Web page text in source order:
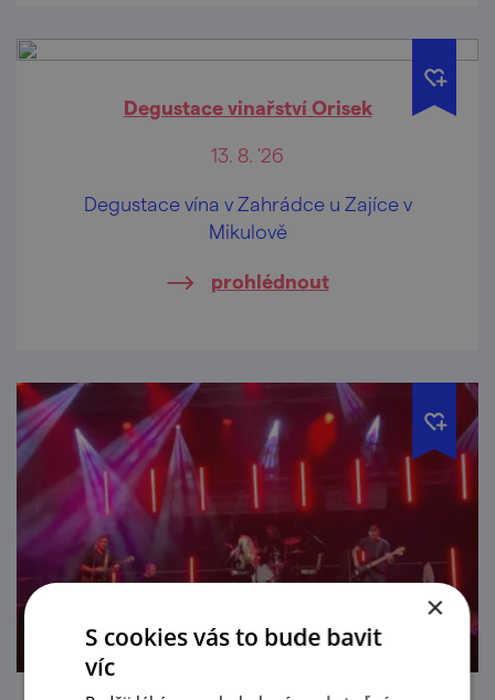
Degustace vinařství Orisek
13. 8. '26
Degustace vína v Zahrádce u Zajíce v
Mikulově
prohlédnout
×
S cookies vás to bude bavit
víc